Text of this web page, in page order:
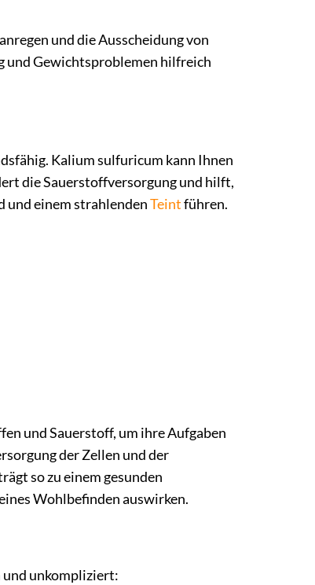
und die Ausscheidung von
und Gewichtsproblemen hilfreich
Kalium sulfuricum kann Ihnen
die Sauerstoffversorgung und hilft,
und einem strahlendenTeintführen.
und Sauerstoff, um ihre Aufgaben
der Zellen und der
so zu einem gesunden
Wohlbefinden auswirken.
und unkompliziert: